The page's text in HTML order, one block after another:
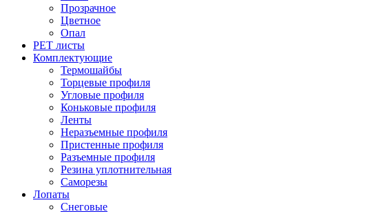
Прозрачное
Цветное
Опал
PET листы
Комплектующие
Термошайбы
Торцевые профиля
Угловые профиля
Коньковые профиля
Ленты
Неразъемные профиля
Пристенные профиля
Разъемные профиля
Резина уплотнительная
Саморезы
Лопаты
Снеговые